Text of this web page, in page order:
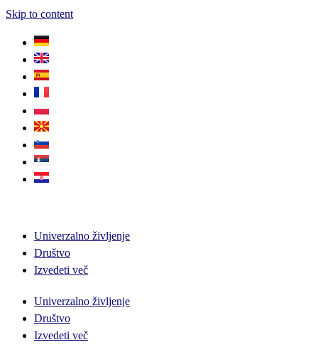
Skip to content
Univerzalno življenje
Društvo
Izvedeti več
Univerzalno življenje
Društvo
Izvedeti več